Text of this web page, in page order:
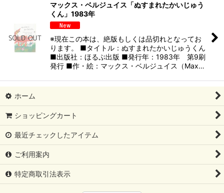
マックス・ベルジュイス「ぬすまれたかいじゅう
くん」1983年
※現在この本は、絶版もしくは品切れとなってお
ります。 ■タイトル：ぬすまれたかいじゅうくん
■出版社：ほるぷ出版 ■発行年：1983年 第9刷
発行 ■作・絵：マックス・ベルジュイス（Max…
ホーム
ショッピングカート
最近チェックしたアイテム
ご利用案内
特定商取引法表示